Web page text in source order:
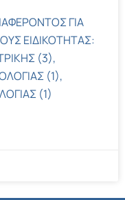
ΓΙΑ
ΕΙΔΙΚΟΤΗΤΑΣ:
(3),
(1),
(1)